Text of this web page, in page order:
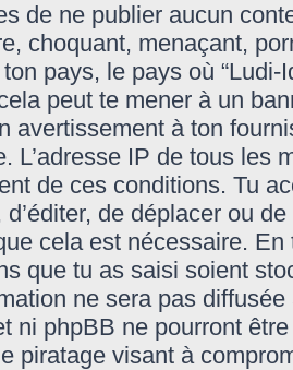
de ne publier aucun
choquant, menaçant,
pays, le pays où
peut te mener à un
avertissement à ton
L’adresse IP de tous les
de ces conditions. Tu
d’éditer, de déplacer ou
cela est nécessaire.
que tu as saisi soient
ne sera pas
ni phpBB ne pourront
piratage visant à